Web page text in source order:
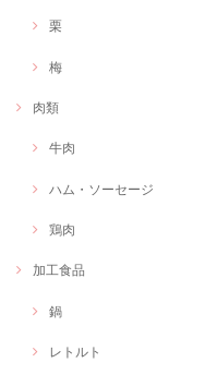
栗
梅
肉類
牛肉
ハム・ソーセージ
鶏肉
加工食品
鍋
レトルト